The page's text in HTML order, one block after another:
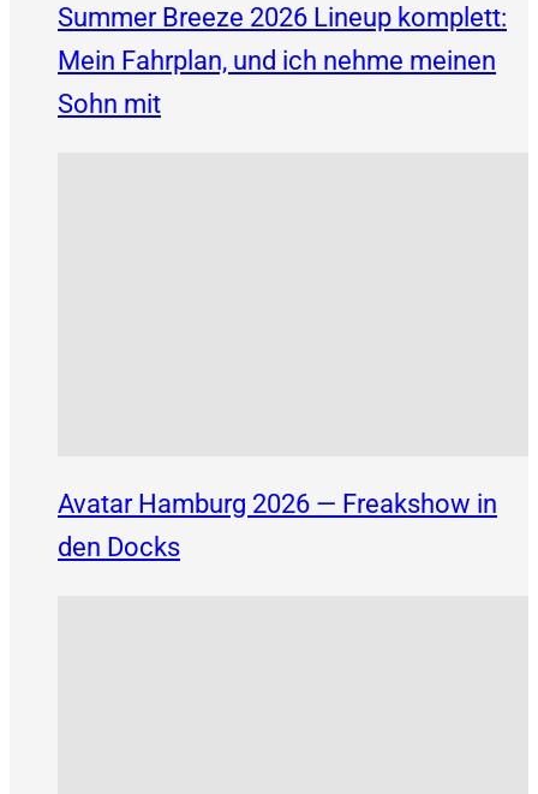
Summer Breeze 2026 Lineup komplett:
Mein Fahrplan, und ich nehme meinen
Sohn mit
Avatar Hamburg 2026 — Freakshow in
den Docks